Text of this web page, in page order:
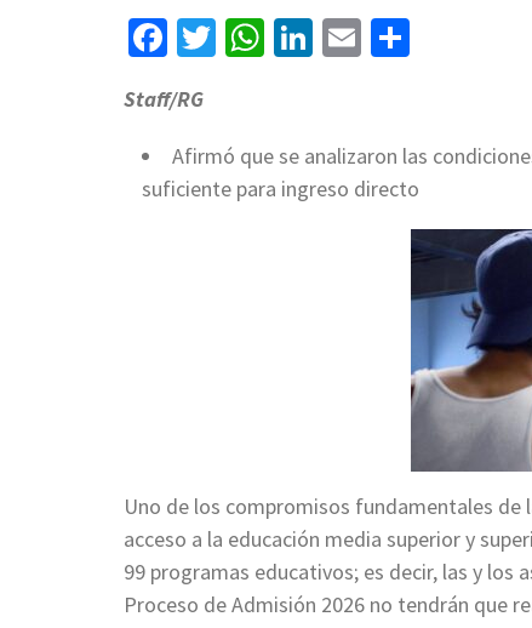
Facebook
Twitter
WhatsApp
LinkedIn
Email
Staff/RG
Afirmó que se analizaron las
suficiente para ingreso directo
Uno de los compromisos fundamentales de
acceso a la educación media superior y
99 programas educativos; es decir, las y
Proceso de Admisión 2026 no tendrán que